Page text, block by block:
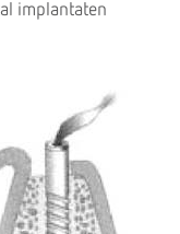
implantaten